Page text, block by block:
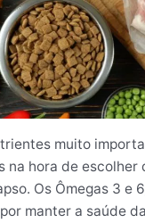
muito
na hora de escolher
Os Ômegas 3 e
manter a saúde